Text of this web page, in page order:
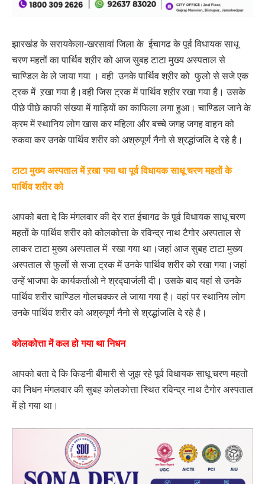
झारखंड के सरायकेला-खरसावां जिला के ईचागढ के पूर्व विधायक साधू
चरण महतों का पार्थिव शऱीर को आज सुबह टाटा मुख्य अस्पताल से
चाण्डिल के ले जाया गया । वही उनके पार्थिव शऱीर को फुलो से सजे एक
ट्रक में ऱखा गया है।वही जिस ट्रक में पार्थिव शऱीर रखा गया है। उसके
पीछे पीछे काफी संख्या में गाड़ियों का काफिला लगा हुआ। चाण्डिल जाने के
क्रम में स्थानिय लोग खास कर महिला और बच्चे जगह जगह वाहन को
रुकवा कर उनके पार्थिव शरीर को अश्रुपूर्ण नैनो से श्रद्धांजलि दे रहे है।
टाटा मुख्य अस्पताल में ऱखा गया था पूर्व विधायक साधू चरण महतों के
पार्थिव शरीर को
आपको बता दे कि मंगलवार की देर रात ईचागढ के पूर्व विधायक साधू चरण
महतों के पार्थिव शरीर को कोलकोत्ता के रविन्द्र नाथ टैगोर अस्पताल से
लाकर टाटा मुख्य अस्पताल में रखा गया था।जहां आज सुबह टाटा मुख्य
अस्पताल से फुलों से सजा ट्रक में उनके पार्थिव शरीर को रखा गया।जहां
उन्हें भाजपा के कार्यकर्ताओ ने श्रद्घाजंली दी। उसके बाद यहां से उनके
पार्थिव शरीर चाण्डिल गोलचक्कर ले जाया गया है। वहां पर स्थानिय लोग
उनके पार्थिव शरीर को अश्रुपूर्ण नैनो से श्रद्धांजलि दे रहे है।
कोलकोत्ता में कल हो गया था निधन
आपको बता दे कि किडनी बीमारी से जुझ रहे पूर्व विधायक साधू चरण महतो
का निधन मंगलवार की सुबह कोलकोत्ता स्थित रविन्द्र नाथ टैगोर अस्पताल
में हो गया था।